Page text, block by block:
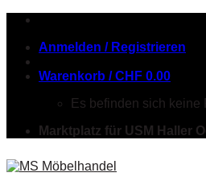
Skip
contentAnmelden / Registrieren
Warenkorb /CHF 0.00
Es befinden sich keine
Marktplatz für USM Haller